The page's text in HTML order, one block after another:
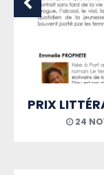
PRIX LITTÉRAIRE FETKANN! MARYSE CONDÉ